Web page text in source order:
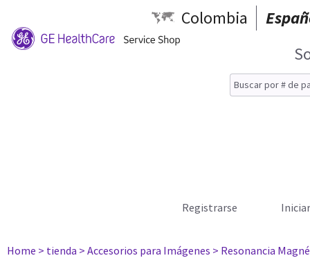
Colombia
Registrarse
Home > tienda > Accesorios para Imágenes > Resonancia